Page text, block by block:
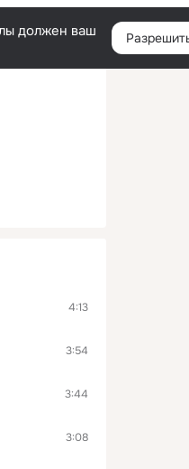
должен ваш
4:13
3:54
3:44
3:08